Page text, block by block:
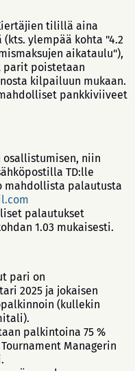
tilillä aina
ylempää kohta "4.2
aikataulu"),
parit poistetaan
kilpailuun mukaan.
pankkiviiveet
niin
TD:lle
mahdollista palautusta
palautukset
1.03 mukaisesti.
pari on
2025 ja jokaisen
(kullekin
palkintoina 75 %
Managerin